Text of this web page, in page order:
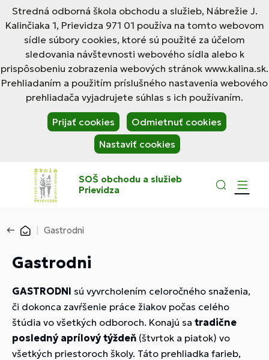
Stredná odborná škola obchodu a služieb, Nábrežie J.
Kalinčiaka 1, Prievidza 971 01 používa na tomto webovom
sídle súbory cookies, ktoré sú použité za účelom
sledovania návštevnosti webového sídla alebo k
prispôsobeniu zobrazenia webových stránok www.kalina.sk.
Prehliadaním a použitím príslušného nastavenia webového
prehliadača vyjadrujete súhlas s ich používaním.
Prijať cookies
Odmietnuť cookies
Nastaviť cookies
SOŠ obchodu a služieb
Prievidza
Gastrodni
Gastrodni
GASTRODNI sú vyvrcholením celoročného snaženia,
či dokonca zavŕšenie práce žiakov počas celého
štúdia vo všetkých odboroch. Konajú sa tradične
posledný aprílový týždeň (štvrtok a piatok) vo
všetkých priestoroch školy. Táto prehliadka farieb,